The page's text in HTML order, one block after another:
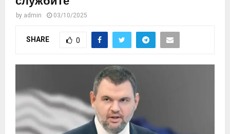
by admin 03/10/2025
SHARE 0